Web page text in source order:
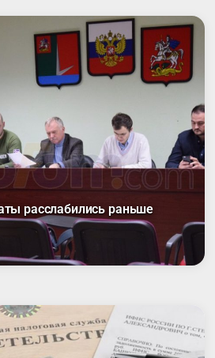
расслабились раньше